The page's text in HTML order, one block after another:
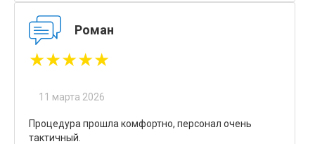
Роман
★★★★★
11 марта 2026
Процедура прошла комфортно, персонал очень
тактичный.